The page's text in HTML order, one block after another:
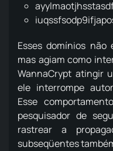
Esses domínios
mas agiam como
WannaCrypt atingir
ele interrompe
Esse
pesquisador de
rastrear a
subseqüentes